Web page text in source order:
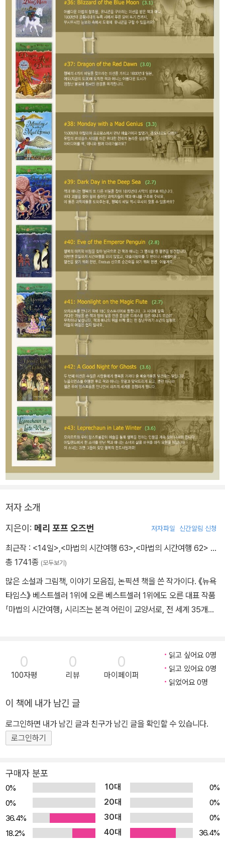
저자 소개
지은이: 메리 포프 오즈번 저자파일 신간알림 신청
최근작 : <14일>,<마법의 시간여행 63>,<마법의 시간여행 62> …
총 1741종 (모두보기)
많은 소설과 그림책, 이야기 모음집, 논픽션 책을 쓴 작가이다. 《뉴욕
타임스》 베스트셀러 1위에 오른 베스트셀러 1위에도 오른 대표 작품
「마법의 시간여행」 시리즈는 본격 어린이 교양서로, 전 세계 35개국
로서 어린이 독자에게 과학, 다양한 세계 역사, 문화, 지리 등 어린이
들이 알아야 할 많은 지식을 재미난 판타지 이야기에 담아 소개하고
있다.
0
100자평
0
리뷰
0
마이페이퍼
읽고 싶어요 0명
읽고 있어요 0명
읽었어요 0명
이 책에 내가 남긴 글
로그인하면 내가 남긴 글과 친구가 남긴 글을 확인할 수 있습니다.
로그인하기
구매자 분포
0% 10대
0%
0%
20대
0%
36.4%
30대
0%
18.2%
40대
36.4%